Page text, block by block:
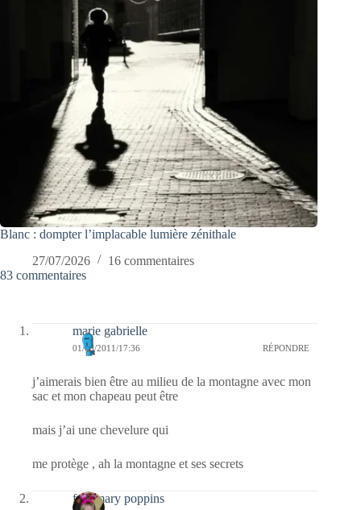
Blanc : dompter l’implacable lumière zénithale
27/07/2026
16 commentaires
83 commentaires
marie gabrielle
01/05/2011/17:36 RÉPONDRE
j’aimerais bien être au milieu de la montagne avec mon
sac et mon chapeau peut être
mais j’ai une chevelure qui
me protège , ah la montagne et ses secrets
fabymary poppins